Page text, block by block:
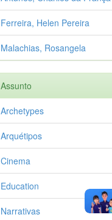
Ferreira, Helen Pereira
Malachias, Rosangela
Assunto
Archetypes
Arquétipos
Cinema
Education
Narrativas